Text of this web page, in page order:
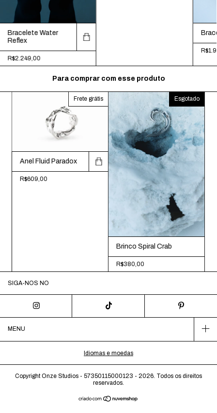
Bracelete Water
Reflex
R$2.249,00
Para comprar com esse produto
Frete grátis
Anel Fluid Paradox
R$609,00
Esgotado
Brinco Spiral Crab
R$380,00
SIGA-NOS NO
MENU
Idiomas e moedas
Copyright Onze Studios - 57350115000123 - 2026. Todos os direitos
reservados.